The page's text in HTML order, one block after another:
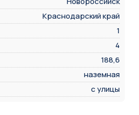
Краснодарский край
1
4
188,6
наземная
с улицы